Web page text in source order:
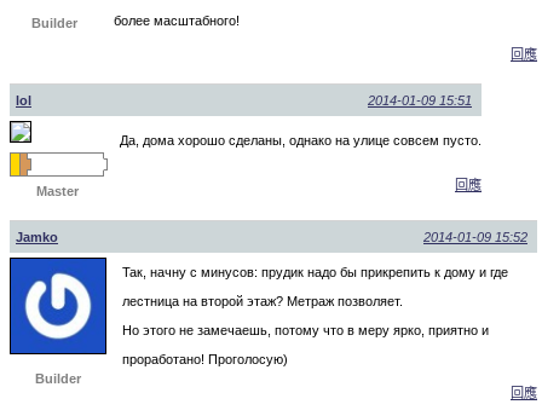
Builder
более масштабного!
回應
lol 2014-01-09 15:51
Master
Да, дома хорошо сделаны, однако на улице совсем пусто.
回應
Jamko 2014-01-09 15:52
Builder
Так, начну с минусов: прудик надо бы прикрепить к дому и где
лестница на второй этаж? Метраж позволяет.
Но этого не замечаешь, потому что в меру ярко, приятно и
проработано! Проголосую)
回應